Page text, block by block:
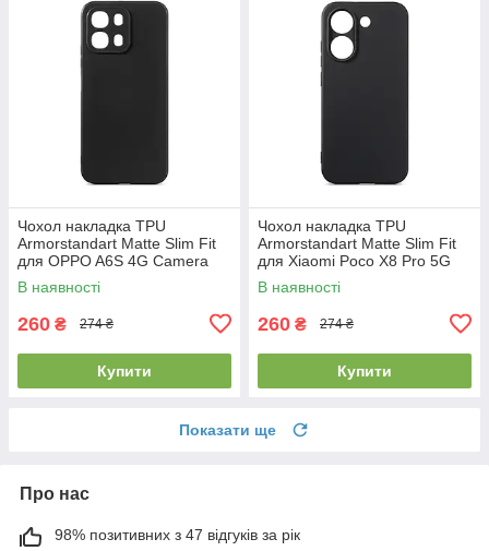
Чохол накладка TPU
Armorstandart Matte Slim Fit
для OPPO A6S 4G Camera
cover Black (ARM90347)
В наявності
260 ₴ 274 ₴
Купити
Чохол накладка TPU
Armorstandart Matte Slim Fit
для Xiaomi Poco X8 Pro 5G
Camera cover Black
(ARM90712)
В наявності
260 ₴ 274 ₴
Купити
Показати ще
Про нас
98% позитивних з 47 відгуків за рік